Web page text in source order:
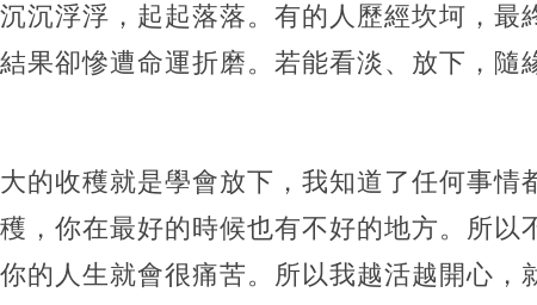
沉浮浮，起起落落。有的人歷經坎坷，最
果卻慘遭命運折磨。若能看淡、放下，隨
的收穫就是學會放下，我知道了任何事情
，你在最好的時候也有不好的地方。所以
的人生就會很痛苦。所以我越活越開心，